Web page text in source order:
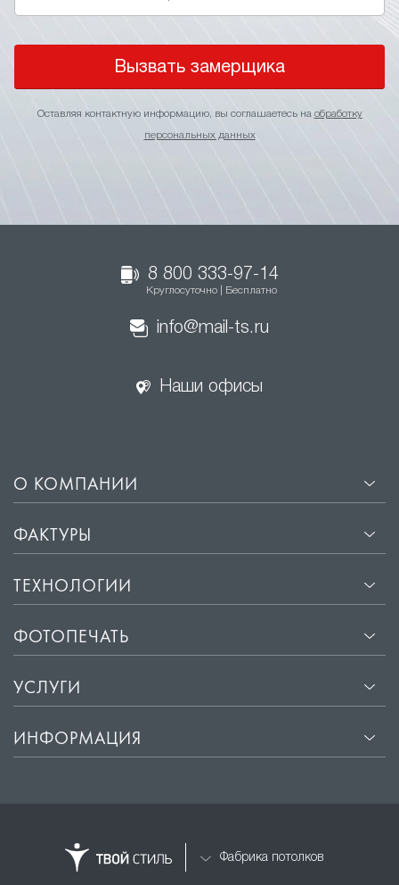
Вызвать замерщика
Оставляя контактную информацию, вы соглашаетесь на обработку
персональных данных
8 800 333-97-14
Круглосуточно | Бесплатно
info@mail-ts.ru
Наши офисы
О КОМПАНИИ
ФАКТУРЫ
ТЕХНОЛОГИИ
ФОТОПЕЧАТЬ
УСЛУГИ
ИНФОРМАЦИЯ
Фабрика потолков